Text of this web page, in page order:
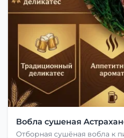
Вобла сушеная
Отборная сушёная вобла к